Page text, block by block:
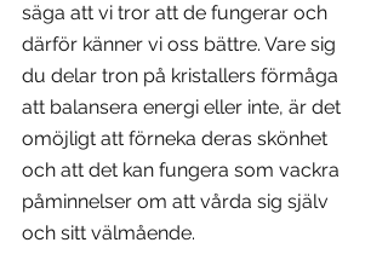
säga att vi tror att de fungerar och
därför känner vi oss bättre. Vare sig
du delar tron på kristallers förmåga
att balansera energi eller inte, är det
omöjligt att förneka deras skönhet
och att det kan fungera som vackra
påminnelser om att vårda sig själv
och sitt välmående.